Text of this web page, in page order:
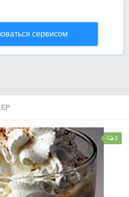
сервисом
0